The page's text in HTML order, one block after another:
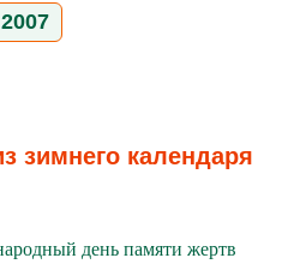
2007
зимнего календаря
день памяти жертв